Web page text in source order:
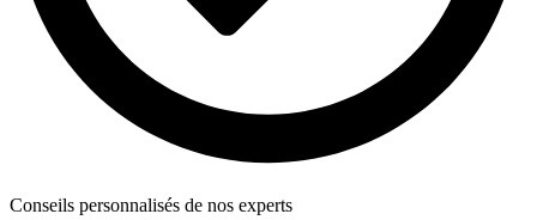
Conseils personnalisés de nos experts